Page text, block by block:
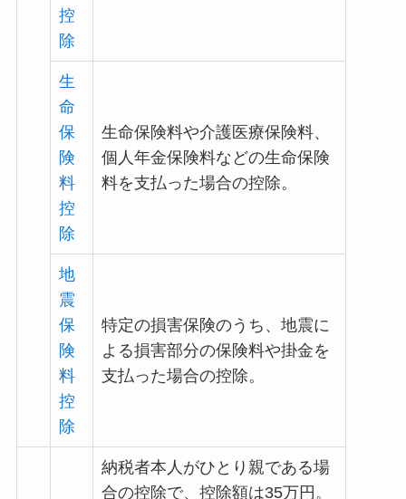
控
除
生
命
保
険
料
控
除
生命保険料や介護医療保険料、
個人年金保険料などの生命保険
料を支払った場合の控除。
地
震
保
険
料
控
除
特定の損害保険のうち、地震に
よる損害部分の保険料や掛金を
支払った場合の控除。
納税者本人がひとり親である場
合の控除で、控除額は35万円。